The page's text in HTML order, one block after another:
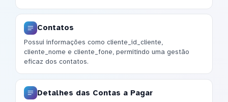
Contatos
Possui informações como cliente_id_cliente,
cliente_nome e cliente_fone, permitindo uma gestão
eficaz dos contatos.
Detalhes das Contas a Pagar